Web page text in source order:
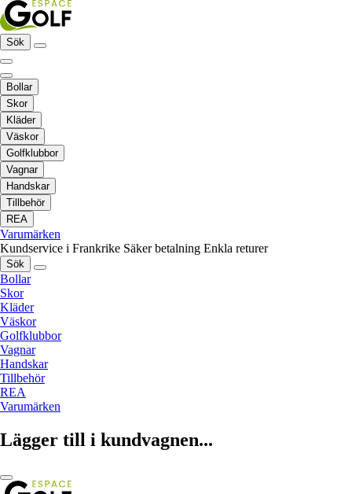
Sök
Bollar
Skor
Kläder
Väskor
Golfklubbor
Vagnar
Handskar
Tillbehör
REA
Varumärken
Kundservice i Frankrike Säker betalning Enkla returer
Sök
Bollar
Skor
Kläder
Väskor
Golfklubbor
Vagnar
Handskar
Tillbehör
REA
Varumärken
Lägger till i kundvagnen...